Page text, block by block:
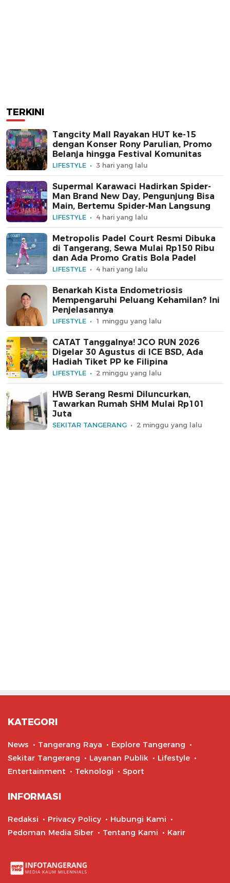
TERKINI
Tangcity Mall Rayakan HUT ke-15
dengan Konser Rony Parulian, Promo
Belanja hingga Festival Komunitas
LIFESTYLE 3 hari yang lalu
Supermal Karawaci Hadirkan Spider-
Man Brand New Day, Pengunjung Bisa
Main, Bertemu Spider-Man Langsung
LIFESTYLE 4 hari yang lalu
Metropolis Padel Court Resmi Dibuka
di Tangerang, Sewa Mulai Rp150 Ribu
dan Ada Promo Gratis Bola Padel
LIFESTYLE 4 hari yang lalu
Benarkah Kista Endometriosis
Mempengaruhi Peluang Kehamilan? Ini
Penjelasannya
LIFESTYLE 1 minggu yang lalu
CATAT Tanggalnya! JCO RUN 2026
Digelar 30 Agustus di ICE BSD, Ada
Hadiah Tiket PP ke Filipina
LIFESTYLE 2 minggu yang lalu
HWB Serang Resmi Diluncurkan,
Tawarkan Rumah SHM Mulai Rp101
Juta
SEKITAR TANGERANG 2 minggu yang lalu
KATEGORI
News Tangerang Raya
Explore Tangerang
Sekitar Tangerang
Layanan Publik
Lifestyle
Entertainment
Teknologi Sport
INFORMASI
Redaksi Privacy Policy
Hubungi Kami
Pedoman Media Siber
Tentang Kami Karir